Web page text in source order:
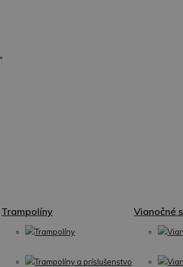
Trampolíny
Trampolíny
Trampolíny a príslušenstvo
Vianočné